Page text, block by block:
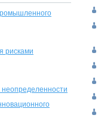
рисками